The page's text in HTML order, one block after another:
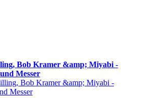
Bob Kramer &amp; Miyabi -
Messer